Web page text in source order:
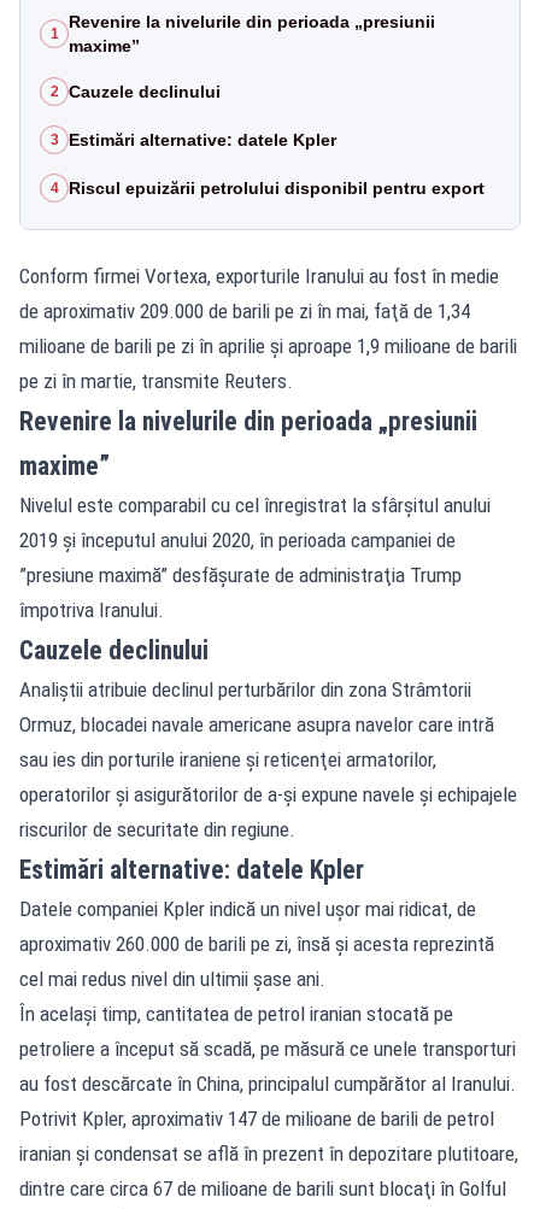
1
Revenire la nivelurile din perioada „presiunii
maxime”
2 Cauzele declinului
3 Estimări alternative: datele Kpler
4 Riscul epuizării petrolului disponibil pentru export
Conform firmei Vortexa, exporturile Iranului au fost în medie
de aproximativ 209.000 de barili pe zi în mai, faţă de 1,34
milioane de barili pe zi în aprilie şi aproape 1,9 milioane de barili
pe zi în martie, transmite Reuters.
Revenire la nivelurile din perioada „presiunii
maxime”
Nivelul este comparabil cu cel înregistrat la sfârşitul anului
2019 şi începutul anului 2020, în perioada campaniei de
”presiune maximă” desfăşurate de administraţia Trump
împotriva Iranului.
Cauzele declinului
Analiştii atribuie declinul perturbărilor din zona Strâmtorii
Ormuz, blocadei navale americane asupra navelor care intră
sau ies din porturile iraniene şi reticenţei armatorilor,
operatorilor şi asigurătorilor de a-şi expune navele şi echipajele
riscurilor de securitate din regiune.
Estimări alternative: datele Kpler
Datele companiei Kpler indică un nivel uşor mai ridicat, de
aproximativ 260.000 de barili pe zi, însă şi acesta reprezintă
cel mai redus nivel din ultimii şase ani.
În acelaşi timp, cantitatea de petrol iranian stocată pe
petroliere a început să scadă, pe măsură ce unele transporturi
au fost descărcate în China, principalul cumpărător al Iranului.
Potrivit Kpler, aproximativ 147 de milioane de barili de petrol
iranian şi condensat se află în prezent în depozitare plutitoare,
dintre care circa 67 de milioane de barili sunt blocaţi în Golful